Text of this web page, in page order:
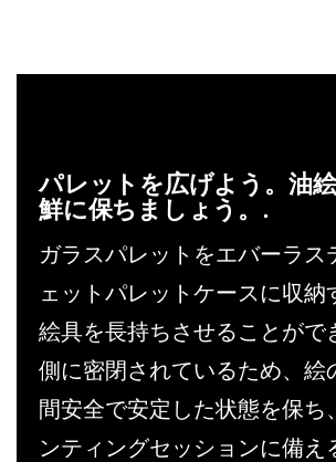
パレットを広げよう。油
鮮に保ちましょう。.
ガラスパレットをエバーラス
ェットパレットケースに収納
絵具を長持ちさせることがで
側に密閉されているため、絵
間安全で安定した状態を保ち
ンティングセッションに備え